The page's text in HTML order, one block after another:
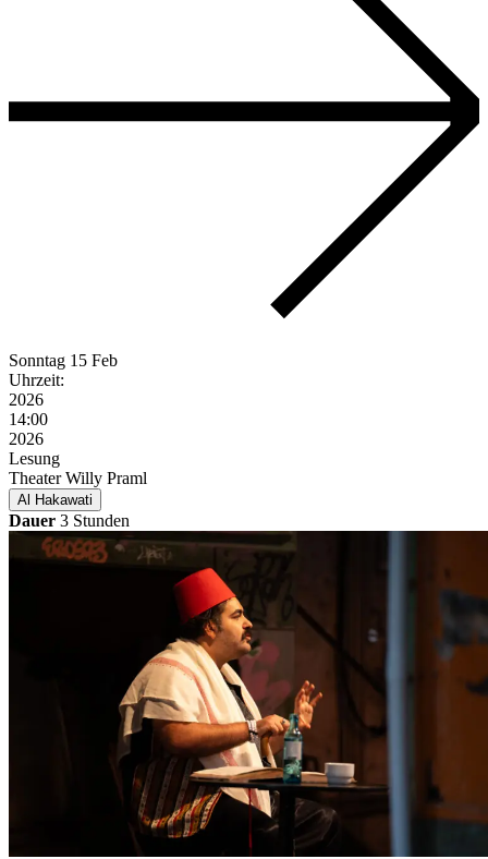
Sonntag 15 Feb
Uhrzeit:
2026
14:00
2026
Lesung
Theater Willy Praml
Al Hakawati
Dauer 3 Stunden